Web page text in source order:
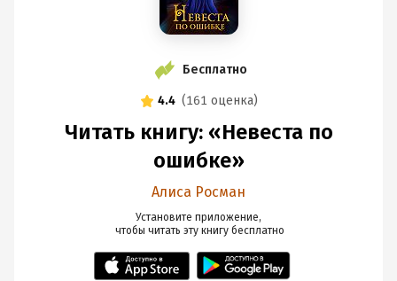
Бесплатно
4.4 (161 оценка)
Читать книгу: «Невеста по
ошибке»
Алиса Росман
Установите приложение,
чтобы читать эту книгу бесплатно